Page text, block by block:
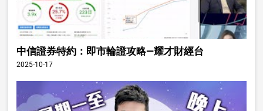
中信證券特約：即市輪證攻略—耀才財經台
2025-10-17